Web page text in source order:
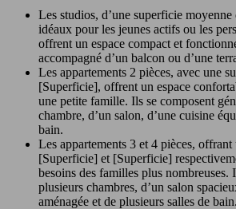
Les studios, d’une superficie
idéaux pour les jeunes actifs ou les
offrent un espace compact et
accompagné d’un balcon ou d’une
Les appartements 2 pièces, avec une
[Superficie], offrent un espace
une petite famille. Ils se composent
chambre, d’un salon, d’une cuisine
bain.
Les appartements 3 et 4 pièces,
[Superficie] et [Superficie]
besoins des familles plus nombreuses.
plusieurs chambres, d’un salon
aménagée et de plusieurs salles de bain.